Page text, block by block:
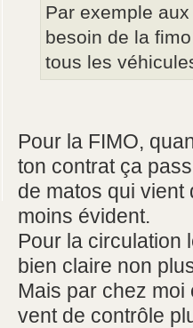
Par exemple
besoin de la
tous les
Pour la FIMO,
ton contrat ça
de matos qui vient
moins évident.
Pour la circulation
bien claire non
Mais par chez
vent de contrôle